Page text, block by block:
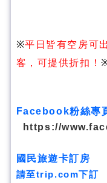
※平日皆有空房可
客，可提供折扣！
Facebook粉絲專
https://
國民旅遊卡訂房
請至trip.com下訂